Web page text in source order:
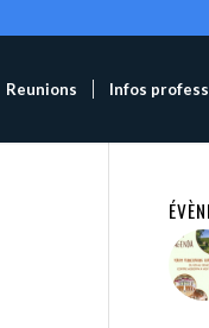
Reunions Infos